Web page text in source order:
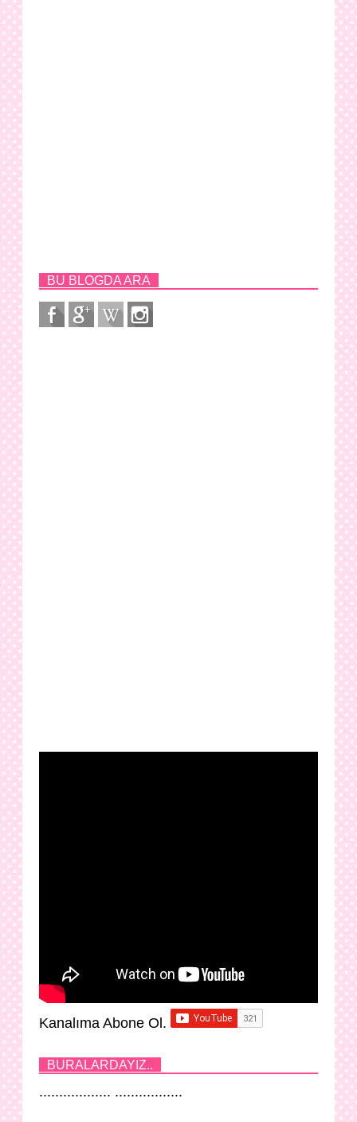
BU BLOGDA ARA
Kanalıma Abone Ol.
BURALARDAYIZ..
.................. .................